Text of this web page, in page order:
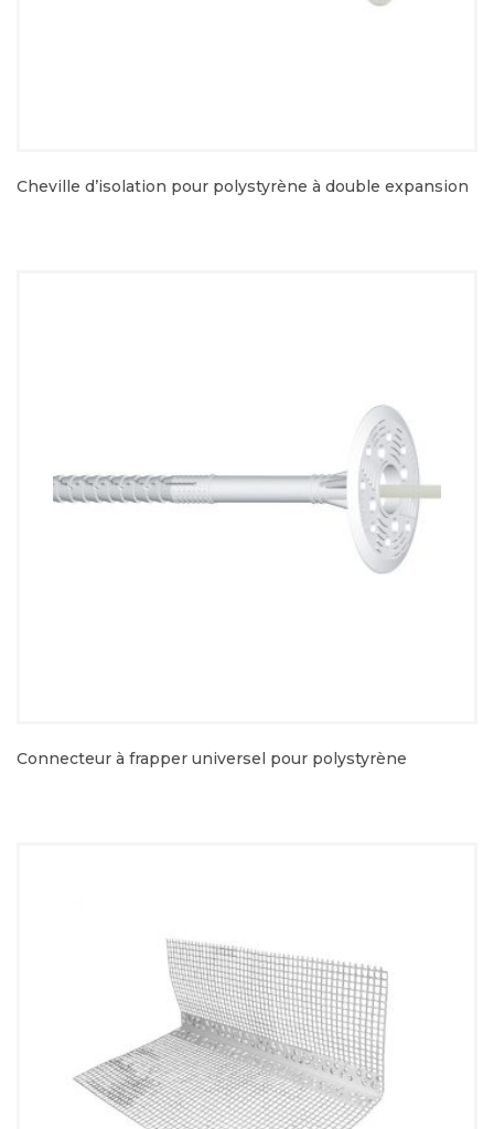
Cheville d’isolation pour polystyrène à double expansion
Connecteur à frapper universel pour polystyrène